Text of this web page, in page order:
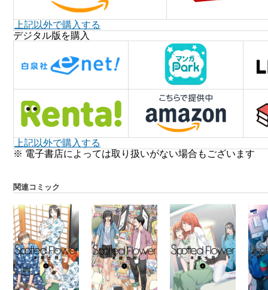
上記以外で購入する
デジタル版を購入
上記以外で購入する
※ 電子書店によっては取り扱いがない場合もございます
関連コミック